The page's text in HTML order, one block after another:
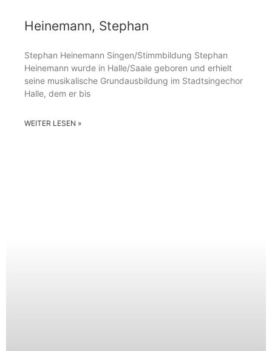
Heinemann, Stephan
Stephan Heinemann Singen/Stimmbildung Stephan
Heinemann wurde in Halle/Saale geboren und erhielt
seine musikalische Grundausbildung im Stadtsingechor
Halle, dem er bis
WEITER LESEN »